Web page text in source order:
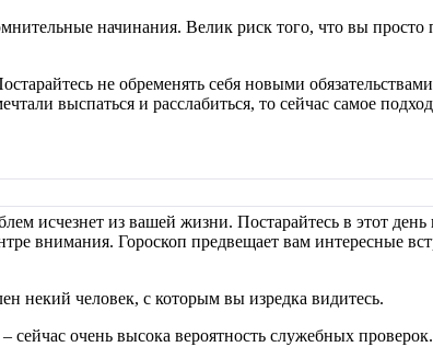
начинания. Велик риск того, что вы
не обременять себя новыми
выспаться и расслабиться, то сейчас самое
исчезнет из вашей жизни. Постарайтесь в этот
внимания. Гороскоп предвещает вам интересные
некий человек, с которым вы изредка видитесь.
очень высока вероятность служебных проверок.